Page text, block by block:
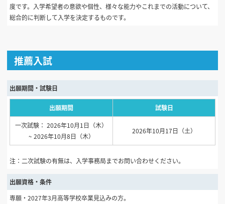
度です。入学希望者の意欲や個性、様々な能力やこれまでの活動について、
総合的に判断して入学を決定するものです。
推薦入試
出願期間・試験日
出願期間 試験日
一次試験： 2026年10月1日（木）
~ 2026年10月8日（木）
2026年10月17日（土）
注：二次試験の有無は、入学事務局までお問い合わせください。
出願資格・条件
専願・2027年3月高等学校卒業見込みの方。